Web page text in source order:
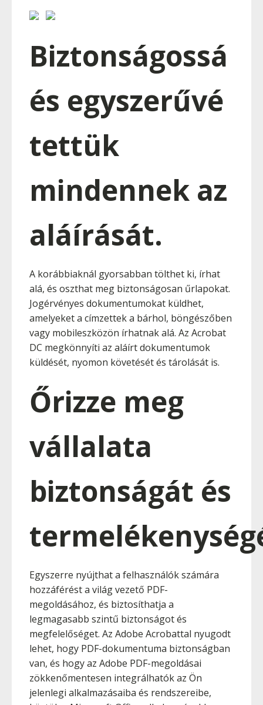
Biztonságossá
és egyszerűvé
tettük
mindennek az
aláírását.
A korábbiaknál gyorsabban tölthet ki, írhat
alá, és oszthat meg biztonságosan űrlapokat.
Jogérvényes dokumentumokat küldhet,
amelyeket a címzettek a bárhol, böngészőben
vagy mobileszközön írhatnak alá. Az Acrobat
DC megkönnyíti az aláírt dokumentumok
küldését, nyomon követését és tárolását is.
Őrizze meg
vállalata
biztonságát és
Egyszerre nyújthat a felhasználók számára
hozzáférést a világ vezető PDF-
megoldásához, és biztosíthatja a
legmagasabb szintű biztonságot és
megfelelőséget. Az Adobe Acrobattal nyugodt
lehet, hogy PDF-dokumentuma biztonságban
van, és hogy az Adobe PDF-megoldásai
zökkenőmentesen integrálhatók az Ön
jelenlegi alkalmazásaiba és rendszereibe,